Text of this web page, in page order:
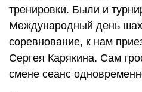
тренировки. Были и
Международный день
соревнование, к нам
Сергея Карякина. Сам
смене сеанс